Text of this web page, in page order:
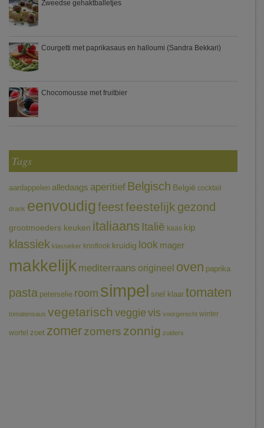
Zweedse gehaktballetjes
Courgetti met paprikasaus en halloumi (Sandra Bekkari)
Chocomousse met fruitbier
Tags
aardappelen alledaags aperitief Belgisch België cocktail
drank eenvoudigfeestfeestelijk gezond
grootmoeders keuken italiaans Italië kaas kip
klassiek klassieker knoflook kruidig look mager
makkelijk mediterraans origineel oven paprika
pasta peterselie room simpel snel klaar tomaten
tomatensaus vegetarischveggie vis voorgerecht winter
wortel zoet zomerzomers zonnig zuiders